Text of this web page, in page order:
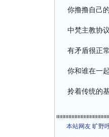
你撸撸自己
中梵主教协
有矛盾很正
你和谁在一
拎着传统的
本站网友 旷野